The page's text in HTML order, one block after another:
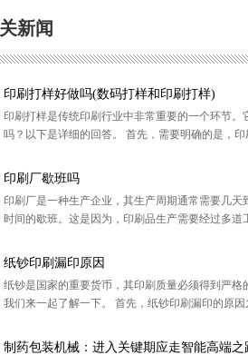
新闻
印刷打样好做吗(数码打样和印刷打样)
印刷打样是传统印刷行业中非常重要的一个环节
吗？以下是详细的回答。 首先，需要明确的是，
印刷厂歇班吗
印刷厂是一种生产企业，其生产周期通常需要几
时间的歇班。这是因为，印刷品生产需要经过多道
纸钞印刷漏印原因
纸钞是国家的重要货币，其印刷质量必须得到严
我们来一起了解一下。 首先，纸钞印刷漏印的原
制药包装机械：进入关键期应走智能高端之